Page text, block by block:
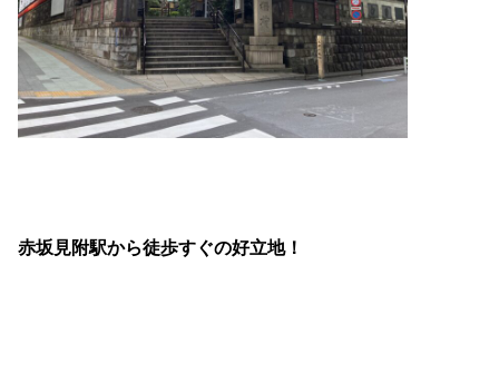
赤坂見附駅から徒歩すぐの好立地！